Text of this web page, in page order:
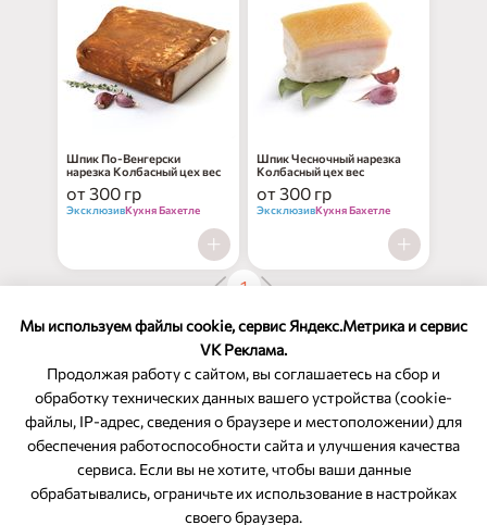
Мы используем файлы cookie, сервис Яндекс.Метрика и сервис
VK Реклама.
Продолжая работу с сайтом, вы соглашаетесь на сбор и
обработку технических данных вашего устройства (cookie-
файлы, IP-адрес, сведения о браузере и местоположении) для
обеспечения работоспособности сайта и улучшения качества
сервиса. Если вы не хотите, чтобы ваши данные
обрабатывались, ограничьте их использование в настройках
своего браузера.
нет в наличии
Шпик По-Венгерски
нарезка Колбасный цех вес
от 300 гр
ЭксклюзивКухня Бахетле
нет в наличии
Шпик Чесночный нарезка
Колбасный цех вес
от 300 гр
ЭксклюзивКухня Бахетле
1
ОБРАТНАЯ СВЯЗЬ
8-800-350-46-10
Служба поддержки